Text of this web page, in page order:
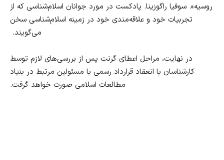
روسیه». سوفیا راگوزینا. پادکست در مورد جوانان اسلام‌شناسی که از
تجربیات خود و علاقه‌مندی خود در زمینه اسلام‌شناسی سخن
می‌گویند.
در نهایت، مراحل اعطای گرنت پس از بررسی‌های لازم توسط
کارشناسان با انعقاد قرارداد رسمی با مسئولین مرتبط در بنیاد
مطالعات اسلامی صورت خواهد گرفت.